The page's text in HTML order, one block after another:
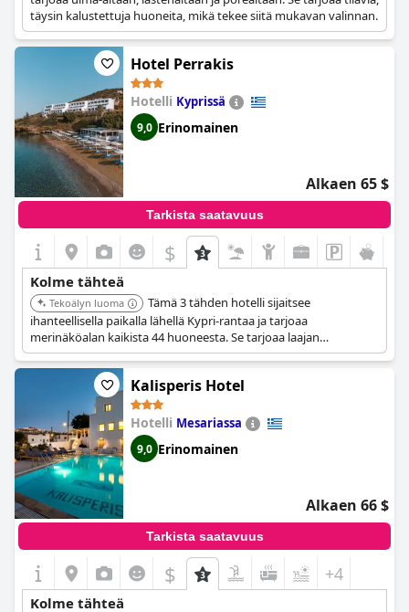
täysin kalustettuja huoneita, mikä tekee siitä mukavan valinnan.
Hotel Perrakis
Hotelli Kyprissä
9,0 Erinomainen
Alkaen 65 $
Tarkista saatavuus
$
Kolme tähteä
Tekoälyn luoma
Tämä 3 tähden hotelli sijaitsee
ihanteellisella paikalla lähellä Kypri-rantaa ja tarjoaa
merinäköalan kaikista 44 huoneesta. Se tarjoaa laajan
valikoiman mukavuuksia, kuten uima-altaan, ravintolan,
rannalle pääsyn aurinkotuoleineen ja erilaisia aktiviteetteja,
kuten purjelautailua ja melontaa. Asiakkaat kehuvat jatkuvasti
puhtautta, erinomaista sijaintia ja vastinetta rahalle.
Kalisperis Hotel
Hotelli Mesariassa
9,0 Erinomainen
Alkaen 66 $
Tarkista saatavuus
$ +4
Kolme tähteä